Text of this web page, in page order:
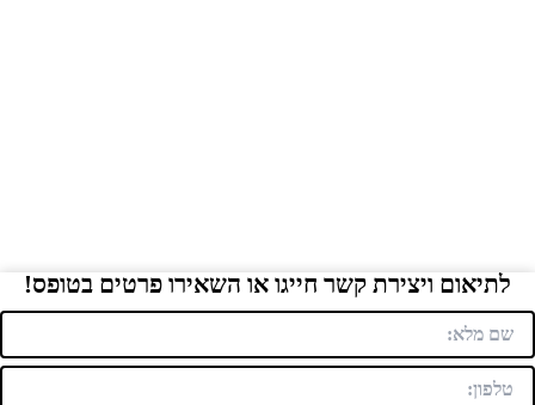
לתיאום ויצירת קשר חייגו או השאירו פרטים בטופס!